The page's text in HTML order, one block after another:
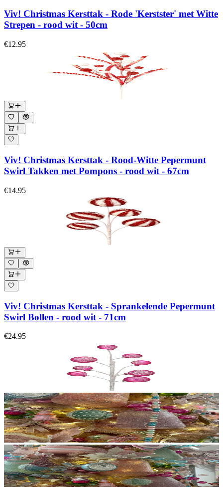
Viv! Christmas Kersttak - Rode 'Kerstster' met Witte
Strepen - rood wit - 50cm
€12.95
Viv! Christmas Kersttak - Rood-Witte Pepermunt
Swirl Takken met Pompons - rood wit - 67cm
€14.95
Viv! Christmas Kersttak - Sprankelende Pepermunt
Swirl Bollen - rood wit - 71cm
€24.95